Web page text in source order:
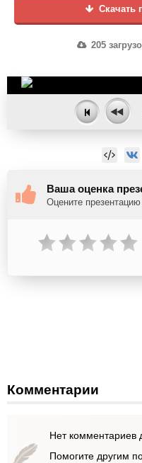
Скачать
205
Ваша оценка
Оцените
Комментарии
Нет комментариев
Помогите другим